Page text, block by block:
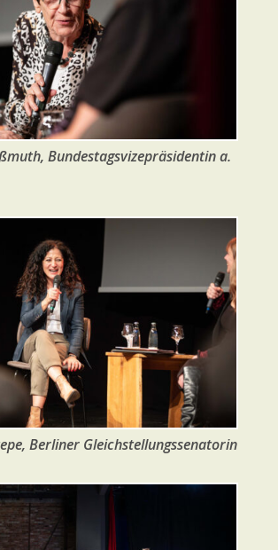
Bundestagsvizepräsidentin a.
Berliner Gleichstellungssenatorin